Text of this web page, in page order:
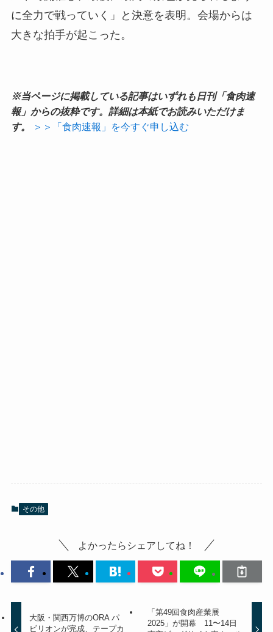
に全力で戦っていく」と決意を表明。会場からは
大きな拍手が起こった。
※当ページに掲載している記事はいずれも日刊「食肉速
報」からの抜粋です。詳細は本紙でお読みいただけま
す。
＞＞「食肉速報」を今すぐ申し込む
その他
よかったらシェアしてね！
大阪・関西万博のORA パ
ビリオンが完成、テープカ
「第49回食肉産業展
2025」が開幕 11〜14日